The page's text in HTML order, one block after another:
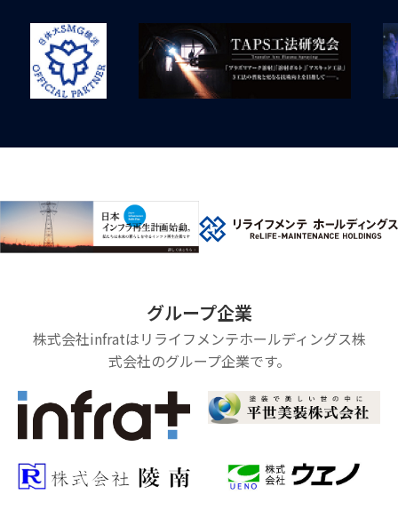
グループ企業
株式会社infratはリライフメンテホールディングス株
式会社のグループ企業です。